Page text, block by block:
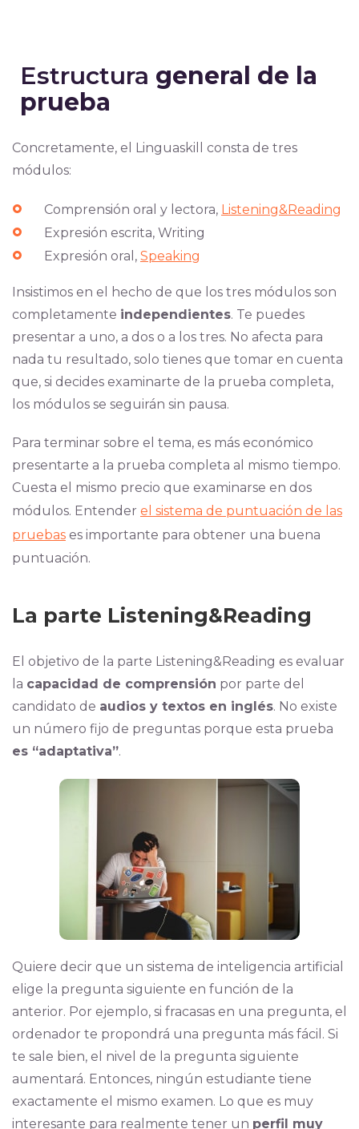
Estructura general de la
prueba
Concretamente, el Linguaskill consta de tres
módulos:
Comprensión oral y lectora, Listening&Reading
Expresión escrita, Writing
Expresión oral, Speaking
Insistimos en el hecho de que los tres módulos son
completamente independientes. Te puedes
presentar a uno, a dos o a los tres. No afecta para
nada tu resu ltado, solo tienes que tomar en cuenta
que, si decides examinarte de la prueba completa,
los módulos se seguirán sin pausa.
Para terminar sobre el tema, es más económico
presentarte a la prueba completa al mismo tiempo.
Cuesta el mismo precio que examinarse en dos
módulos. Entender el sistema de puntuación de las
pruebas es importante para obtener una buena
puntuación.
La parte Listening&Reading
El objetivo de la parte Listening&Reading es evaluar
la capacidad de comprensión por parte del
candidato de audios y textos en inglés. No existe
un número fijo de preguntas porque esta prueba
es “adaptativa”.
Quiere decir que un sistema de inteligencia artificial
elige la pregunta siguiente en función de la
anterior. Por ejemplo, si fracasas en una pregunta, el
ordenador te propondrá una pregunta más fácil. Si
te sale bien, el nivel de la pregunta siguiente
aumentará. Entonces, ningún estudiante tiene
exactamente el mismo examen. Lo que es muy
interesante para realmente tener un perfil muy